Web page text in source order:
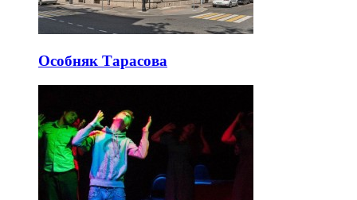
Особняк Тарасова